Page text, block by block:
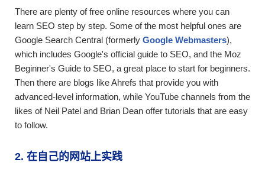
There are plenty of free online resources where you can
learn SEO step by step. Some of the most helpful ones are
Google Search Central (formerly Google Webmasters),
which includes Google's official guide to SEO, and the Moz
Beginner's Guide to SEO, a great place to start for beginners.
Then there are blogs like Ahrefs that provide you with
advanced-level information, while YouTube channels from the
likes of Neil Patel and Brian Dean offer tutorials that are easy
to follow.
2. 在自己的网站上实践